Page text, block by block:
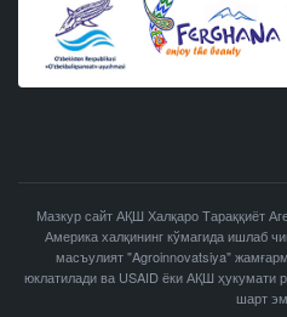
Мазкур сайт АҚШ Халқаро Тараққиёт
Америка халқининг кўмагида ишлаб
масъулият "Agroinnovatsiya"
юклатилади ва USAID ёки АҚШ ҳукумати
шарт